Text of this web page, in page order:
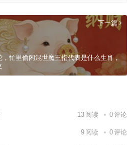
下一篇
忙里偷闲混世魔王指代表是什么生肖，
13 阅读 0评论
9 阅读 0评论